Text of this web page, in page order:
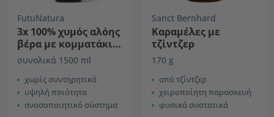
FutuNatura
3x 100% χυμός αλόης
βέρα με κομματάκια
αλόης
συνολικά 1500 ml
χωρίς συντηρητικά
υψηλή ποιότητα
ανοσοποιητικό σύστημα
Sanct Bernhard
Καραμέλες με
τζίντζερ
170 g
από τζίντζερ
χειροποίητη παρασκευή
φυσικά συστατικά